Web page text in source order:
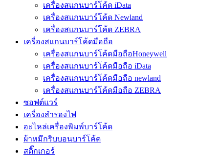
เครื่องสแกนบาร์โค้ด iData
เครื่องสแกนบาร์โค้ด Newland
เครื่องสแกนบาร์โค้ด ZEBRA
เครื่องสแกนบาร์โค้ดมือถือ
เครื่องสแกนบาร์โค้ดมือถือHoneywell
เครื่องสแกนบาร์โค้ดมือถือ iData
เครื่องสแกนบาร์โค้ดมือถือ newland
เครื่องสแกนบาร์โค้ดมือถือ ZEBRA
ซอฟต์แวร์
เครื่องสำรองไฟ
อะไหล่เครื่องพิมพ์บาร์โค้ด
ผ้าหมึกริบบอนบาร์โค้ด
สติ๊กเกอร์